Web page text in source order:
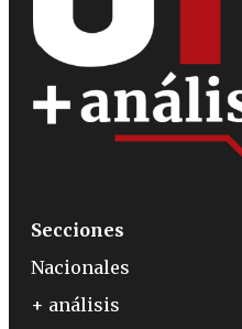
Secciones
Nacionales
+ análisis